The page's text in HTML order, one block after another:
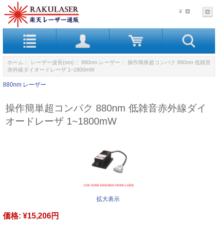
¥
ホーム :: レーザー波長(nm) :: 880nm レーザー :: 操作簡単超コンパク 880nm 低雑音
赤外線ダイオードレーザ 1~1800mW
880nm レーザー
操作簡単超コンパク 880nm 低雑音赤外線ダイ
オードレーザ 1~1800mW
拡大表示
価格: ¥15,206円